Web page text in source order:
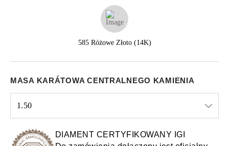
585 Różowe Złoto (14K)
MASA KARÁTOWA CENTRALNEGO KAMIENIA
1.50
DIAMENT CERTYFIKOWANY IGI